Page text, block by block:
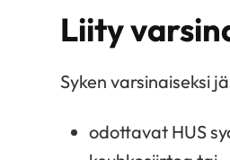
Liity
Syken varsinaiseksi
odottavat HUS